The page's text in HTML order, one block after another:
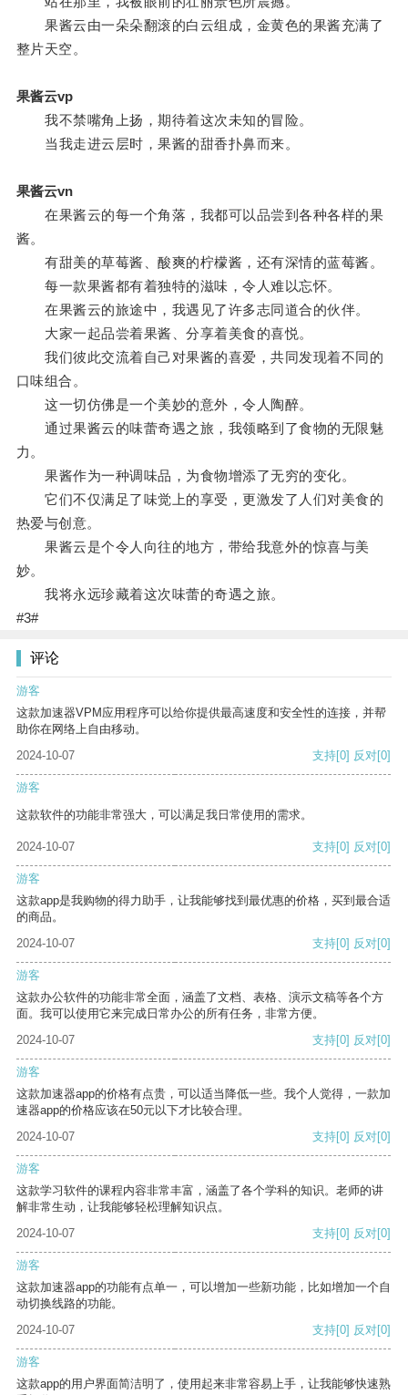
果酱云由一朵朵翻滚的白云组成，金黄色的果酱充满了
整片天空。
果酱云vp
我不禁嘴角上扬，期待着这次未知的冒险。
当我走进云层时，果酱的甜香扑鼻而来。
果酱云vn
在果酱云的每一个角落，我都可以品尝到各种各样的果
酱。
有甜美的草莓酱、酸爽的柠檬酱，还有深情的蓝莓酱。
每一款果酱都有着独特的滋味，令人难以忘怀。
在果酱云的旅途中，我遇见了许多志同道合的伙伴。
大家一起品尝着果酱、分享着美食的喜悦。
我们彼此交流着自己对果酱的喜爱，共同发现着不同的
口味组合。
这一切仿佛是一个美妙的意外，令人陶醉。
通过果酱云的味蕾奇遇之旅，我领略到了食物的无限魅
力。
果酱作为一种调味品，为食物增添了无穷的变化。
它们不仅满足了味觉上的享受，更激发了人们对美食的
热爱与创意。
果酱云是个令人向往的地方，带给我意外的惊喜与美
妙。
我将永远珍藏着这次味蕾的奇遇之旅。
#3#
评论
游客
这款加速器VPM应用程序可以给你提供最高速度和安全性的连接，并帮
助你在网络上自由移动。
2024-10-07
支持[0] 反对[0]
游客
这款软件的功能非常强大，可以满足我日常使用的需求。
2024-10-07 支持[0] 反对[0]
游客
这款app是我购物的得力助手，让我能够找到最优惠的价格，买到最合适
的商品。
2024-10-07
支持[0] 反对[0]
游客
这款办公软件的功能非常全面，涵盖了文档、表格、演示文稿等各个方
面。我可以使用它来完成日常办公的所有任务，非常方便。
2024-10-07
支持[0] 反对[0]
游客
这款加速器app的价格有点贵，可以适当降低一些。我个人觉得，一款加
速器app的价格应该在50元以下才比较合理。
2024-10-07
支持[0] 反对[0]
游客
这款学习软件的课程内容非常丰富，涵盖了各个学科的知识。老师的讲
解非常生动，让我能够轻松理解知识点。
2024-10-07
支持[0] 反对[0]
游客
这款加速器app的功能有点单一，可以增加一些新功能，比如增加一个自
动切换线路的功能。
2024-10-07
支持[0] 反对[0]
游客
这款app的用户界面简洁明了，使用起来非常容易上手，让我能够快速熟